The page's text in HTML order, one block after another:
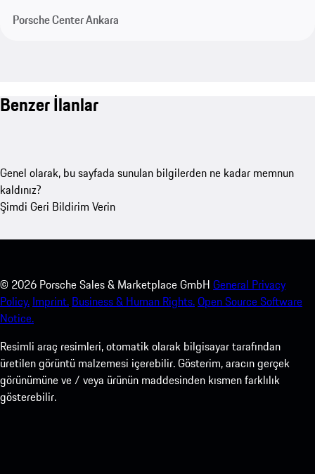
Porsche Center Ankara
Benzer İlanlar
Genel olarak, bu sayfada sunulan bilgilerden ne kadar memnun
kaldınız?
Şimdi Geri Bildirim Verin
© 2026 Porsche Sales & Marketplace GmbH General Privacy
Policy. Imprint. Business & Human Rights.Open Source Software
Notice.
Resimli araç resimleri, otomatik olarak bilgisayar tarafından
üretilen görüntü malzemesi içerebilir. Gösterim, aracın gerçek
görünümüne ve / veya ürünün maddesinden kısmen farklılık
gösterebilir.